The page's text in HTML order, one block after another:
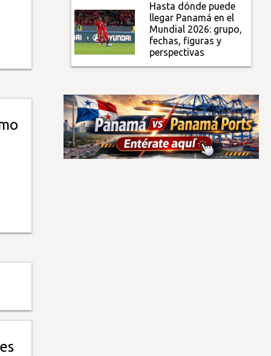
Hasta dónde puede
llegar Panamá en el
Mundial 2026: grupo,
fechas, figuras y
perspectivas